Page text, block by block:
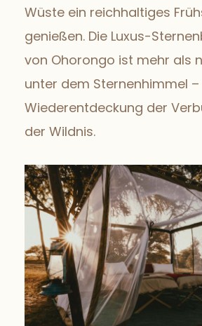
Wüste ein reichhaltiges
genießen. Die Luxus-
von Ohorongo ist mehr als
unter dem Sternenhimmel
Wiederentdeckung der
der Wildnis.